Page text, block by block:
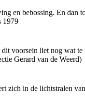
en bebossing. En dan
1979
voorsein liet nog wat te
Gerard van de Weerd)
zich in de lichtstralen